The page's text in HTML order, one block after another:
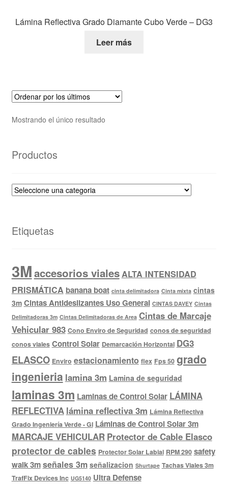
Lámina Reflectiva Grado Diamante Cubo Verde – DG3
Leer más
Mostrando el único resultado
Productos
Etiquetas
3Maccesorios vialesALTA INTENSIDAD
PRISMÁTICA banana boat cinta delimitadora Cinta mixta cintas
3m Cintas Antideslizantes Uso General CINTAS DAVEY Cintas
Delimitadoras 3m Cintas Delimitadoras de Area Cintas de Marcaje
Vehicular 983 Cono Enviro de Seguridad conos de seguridad
conos viales Control Solar Demarcación Horizontal DG3
ELASCO Enviro estacionamiento flex Fps 50 grado
ingenieria lamina 3m Lamina de seguridad
laminas 3m Laminas de Control Solar LÁMINA
REFLECTIVA lámina reflectiva 3m Lámina Reflectiva
Grado Ingeniería Verde - GI Láminas de Control Solar 3m
MARCAJE VEHICULAR Protector de Cable Elasco
protector de cables Protector Solar Labial RPM 290 safety
walk 3mseñales 3m señalizacion Shurtape Tachas Viales 3m
TrafFix Devices Inc UG5140 Ultra Defense